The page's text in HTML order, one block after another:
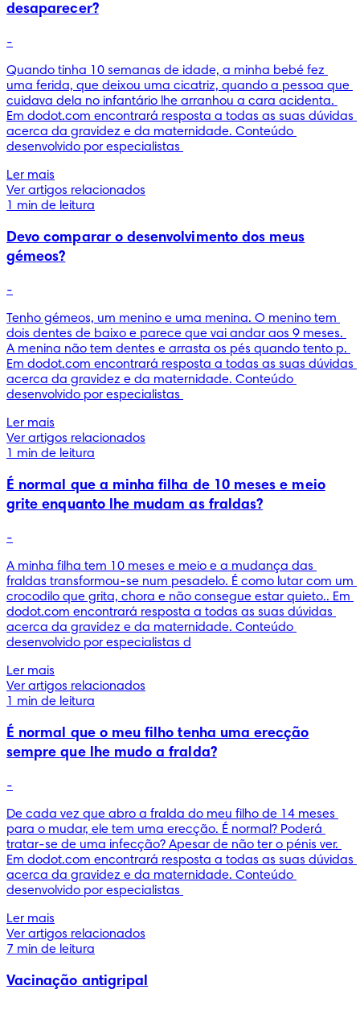
desaparecer?
-
Quando tinha 10 semanas de idade, a minha bebé fez
uma ferida, que deixou uma cicatriz, quando a pessoa que
cuidava dela no infantário lhe arranhou a cara acidenta.
Em dodot.com encontrará resposta a todas as suas dúvidas
acerca da gravidez e da maternidade. Conteúdo
desenvolvido por especialistas
Ler mais
Ver artigos relacionados
1 min de leitura
Devo comparar o desenvolvimento dos meus
gémeos?
-
Tenho gémeos, um menino e uma menina. O menino tem
dois dentes de baixo e parece que vai andar aos 9 meses.
A menina não tem dentes e arrasta os pés quando tento p.
Em dodot.com encontrará resposta a todas as suas dúvidas
acerca da gravidez e da maternidade. Conteúdo
desenvolvido por especialistas
Ler mais
Ver artigos relacionados
1 min de leitura
É normal que a minha filha de 10 meses e meio
grite enquanto lhe mudam as fraldas?
-
A minha filha tem 10 meses e meio e a mudança das
fraldas transformou-se num pesadelo. É como lutar com um
crocodilo que grita, chora e não consegue estar quieto.. Em
dodot.com encontrará resposta a todas as suas dúvidas
acerca da gravidez e da maternidade. Conteúdo
desenvolvido por especialistas d
Ler mais
Ver artigos relacionados
1 min de leitura
É normal que o meu filho tenha uma erecção
sempre que lhe mudo a fralda?
-
De cada vez que abro a fralda do meu filho de 14 meses
para o mudar, ele tem uma erecção. É normal? Poderá
tratar-se de uma infecção? Apesar de não ter o pénis ver.
Em dodot.com encontrará resposta a todas as suas dúvidas
acerca da gravidez e da maternidade. Conteúdo
desenvolvido por especialistas
Ler mais
Ver artigos relacionados
7 min de leitura
Vacinação antigripal